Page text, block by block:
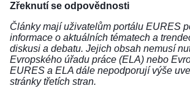
Zřeknutí se odpovědnosti
Články mají uživatelům portálu EURES
informace o aktuálních tématech a
diskusi a debatu. Jejich obsah nemusí
Evropského úřadu práce (ELA) nebo
EURES a ELA dále nepodporují výše
stránky třetích stran.